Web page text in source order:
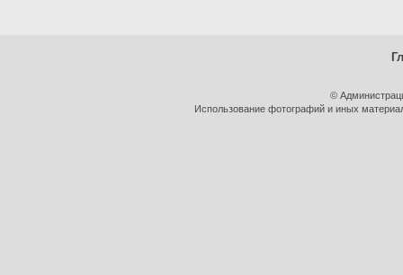
©
Использование фотографий и иных